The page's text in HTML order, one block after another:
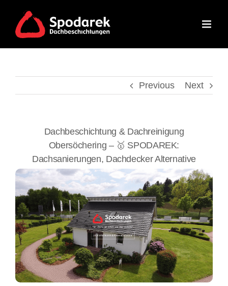
content
Previous Next
Dachbeschichtung & Dachreinigung
Obersöchering – 🥇 SPODAREK:
Dachsanierungen, Dachdecker Alternative